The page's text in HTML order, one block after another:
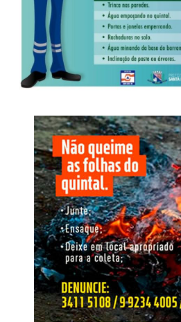
resultados e as perspectivas de
planejamento estratégico até
Marcos Ferrari destacou a
companhia, abordando
inovação, desenvolvimento de
e sementes.
Ao longo do encontro,
programas voltados às
de manejo em fungicidas,
avanços na área de herbicidas,
que promoveram a troca
especialistas da Nortox e
cooperativas. A programação
de convidados externos, como o
do Itaú BBA, que apresentou
econômico e das perspectivas
pesquisador Aroldo Marochi,
relacionados às doenças nas